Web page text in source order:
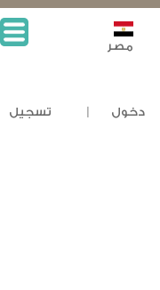
دخول تسجيل
مصر